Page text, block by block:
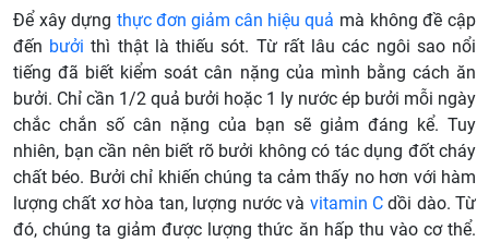
Để xây dựngthực đơn giảm cân hiệu quả mà không đề cập
đến bưởi thì thật là thiếu sót. Từ rất lâu các ngôi sao nổi
tiếng đã biết kiểm soát cân nặng của mình bằng cách ăn
bưởi. Chỉ cần 1/2 quả bưởi hoặc 1 ly nước ép bưởi mỗi ngày
chắc chắn số cân nặng của bạn sẽ giảm đáng kể. Tuy
nhiên, bạn cần nên biết rõ bưởi không có tác dụng đốt cháy
chất béo. Bưởi chỉ khiến chúng ta cảm thấy no hơn với hàm
lượng chất xơ hòa tan, lượng nước và vitamin Cdồi dào. Từ
đó, chúng ta giảm được lượng thức ăn hấp thu vào cơ thể.